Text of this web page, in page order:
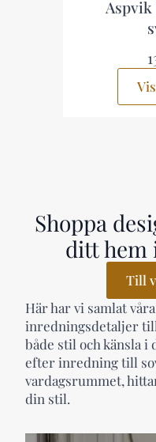
Aspvik
Shoppa
ditt hem
Till
Här har vi samlat
inredningsdetaljer
både stil och känsla i
efter inredning till
vardagsrummet,
din stil.